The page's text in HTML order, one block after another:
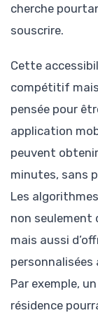
cherche
souscrire.
Cette
compétitif
pensée pour
application
peuvent
minutes, sans
Les
non seulement
mais aussi
personnalisées
Par exemple,
résidence